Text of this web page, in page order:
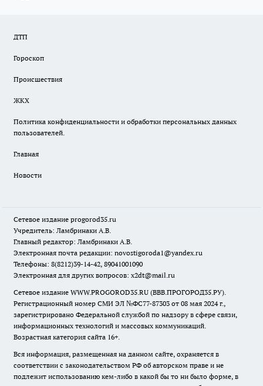
ДТП
Гороскоп
Происшествия
ЖКХ
Политика конфиденциальности и обработки персональных данных
пользователей.
Главная
Новости
Сетевое издание progorod35.ru
Учредитель: Ламбринаки А.В.
Главный редактор: Ламбринаки А.В.
Электронная почта редакции: novostigoroda1@yandex.ru
Телефоны: 8(8212)39-14-42, 89041001090
Электронная для других вопросов: x2dt@mail.ru
Сетевое издание WWW.PROGOROD35.RU (ВВВ.ПРОГОРОД35.РУ).
Регистрационный номер СМИ ЭЛ №ФС77-87303 от 08 мая 2024 г.,
зарегистрировано Федеральной службой по надзору в сфере связи,
информационных технологий и массовых коммуникаций.
Возрастная категория сайта 16+.
Вся информация, размещенная на данном сайте, охраняется в
соответствии с законодательством РФ об авторском праве и не
подлежит использованию кем-либо в какой бы то ни было форме, в